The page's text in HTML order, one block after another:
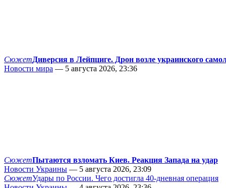
СюжетДиверсия в Лейпциге. Дрон возле украинского
Новости мира — 5 августа 2026, 23:36
СюжетПытаются взломать Киев. Реакция Запада на удар
Новости Украины — 5 августа 2026, 23:09
СюжетУдары по России. Чего достигла 40-дневная операция